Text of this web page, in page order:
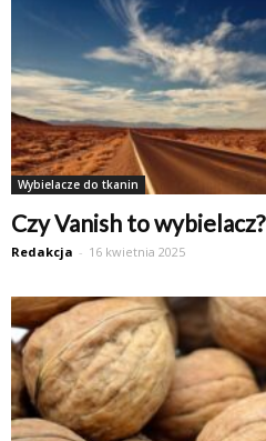
Wybielacze do tkanin
Czy Vanish to wybielacz?
Redakcja - 16 kwietnia 2025